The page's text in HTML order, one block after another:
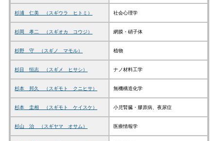
杉浦 仁美 （スギウラ ヒトミ） 社会心理学
杉岡 孝二 （スギオカ コウジ） 網膜・硝子体
杉野 守 （スギノ マモル） 植物
杉目 恒志 （スギメ ヒサシ） ナノ材料工学
杉本 邦久 （スギモト クニヒサ） 無機構造化学
杉本 圭相 （スギモト ケイスケ） 小児腎臓・膠原病、夜尿症
杉山 治 （スギヤマ オサム） 医療情報学